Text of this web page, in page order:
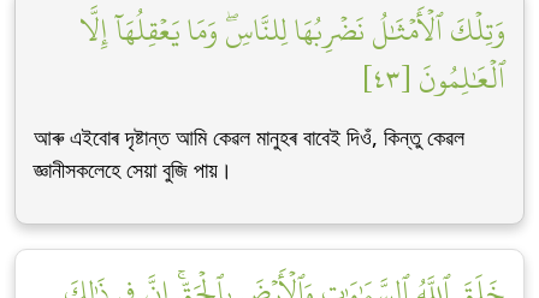
وَتِلۡكَ ٱلۡأَمۡثَٰلُ نَضۡرِبُهَا لِلنَّاسِۖ وَمَا يَعۡقِلُهَآ إِلَّا
ٱلۡعَٰلِمُونَ [٤٣]
আৰু এইবোৰ দৃষ্টান্ত আমি কেৱল মানুহৰ বাবেই দিওঁ, কিন্তু কেৱল
জ্ঞানীসকলেহে সেয়া বুজি পায়।